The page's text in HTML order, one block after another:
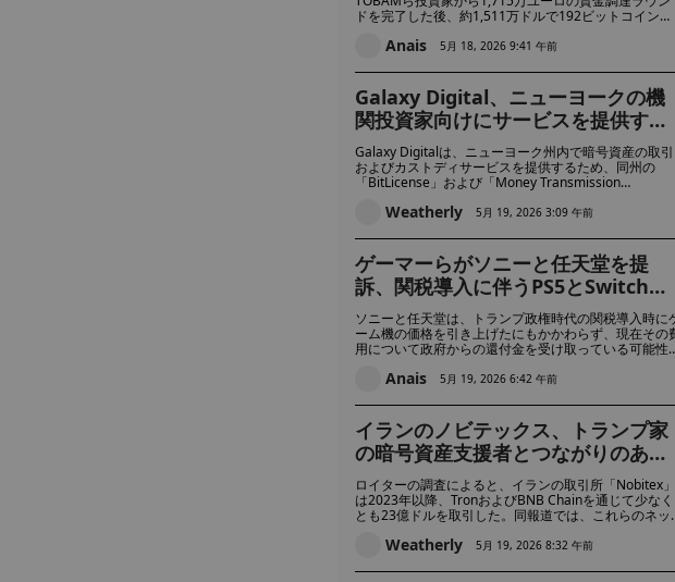
ドを完了した後、約1,511万ドルで192ビットコインを
ットコインとなり、これらはすべて、企業向けビット
れたものである。
Anais 5月 18, 2026 9:41 午前
Galaxy Digital、ニューヨークの機
関投資家向けにサービスを提供する
ため、米国で最も取得が困難な暗号
資産ライセンスの一つを取得
Galaxy Digitalは、ニューヨーク州内で暗号資産の取引
およびカストディサービスを提供するため、同州の
「BitLicense」および「Money Transmission
最も厳格な暗号資産規制体制の一つのもと、主要な機
Weatherly 5月 19, 2026 3:09 午前
ゲーマーらがソニーと任天堂を提
訴、関税導入に伴うPS5とSwitchの
価格引き上げが、政府の還付金によ
る不当な二重の利益につながったと
主張
ソニーと任天堂は、トランプ政権時代の関税導入時に
ーム機の価格を引き上げたにもかかわらず、現在その
用について政府からの還付金を受け取っている可能性
客側は、これにより購入者が割高な価格を支払わされ
ことになると主張している。
Anais 5月 19, 2026 6:42 午前
イランのノビテックス、トランプ家
の暗号資産支援者とつながりのある
トロンおよびBNBチェーンを通じて
数十億ドルを移動
ロイターの調査によると、イランの取引所「Nobitex」
は2023年以降、TronおよびBNB Chainを通じて少なく
とも23億ドルを取引した。同報道では、これらのネッ
Financial」プロジェクトに関与する暗号資産業界の関
Weatherly 5月 19, 2026 8:32 午前